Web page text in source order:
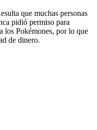
que muchas personas
pidió permiso para
los Pokémones, por lo que
de dinero.